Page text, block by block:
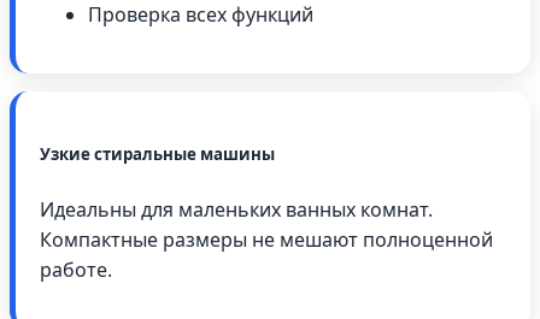
Проверка всех функций
Узкие стиральные машины
Идеальны для маленьких ванных комнат.
Компактные размеры не мешают полноценной
работе.